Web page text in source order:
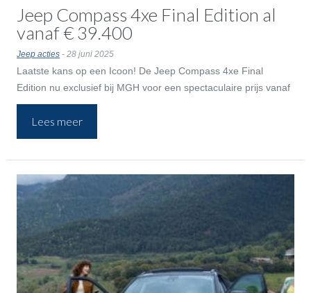
Jeep Compass 4xe Final Edition al
vanaf € 39.400
Jeep acties- 28 juni 2025
Laatste kans op een Icoon! De Jeep Compass 4xe Final
Edition nu exclusief bij MGH voor een spectaculaire prijs vanaf
€ 39.400! Mis deze laatste kans op de vertrouwde, robuuste en
elegante Jeep Compass plug-in hybride niet.
Lees meer